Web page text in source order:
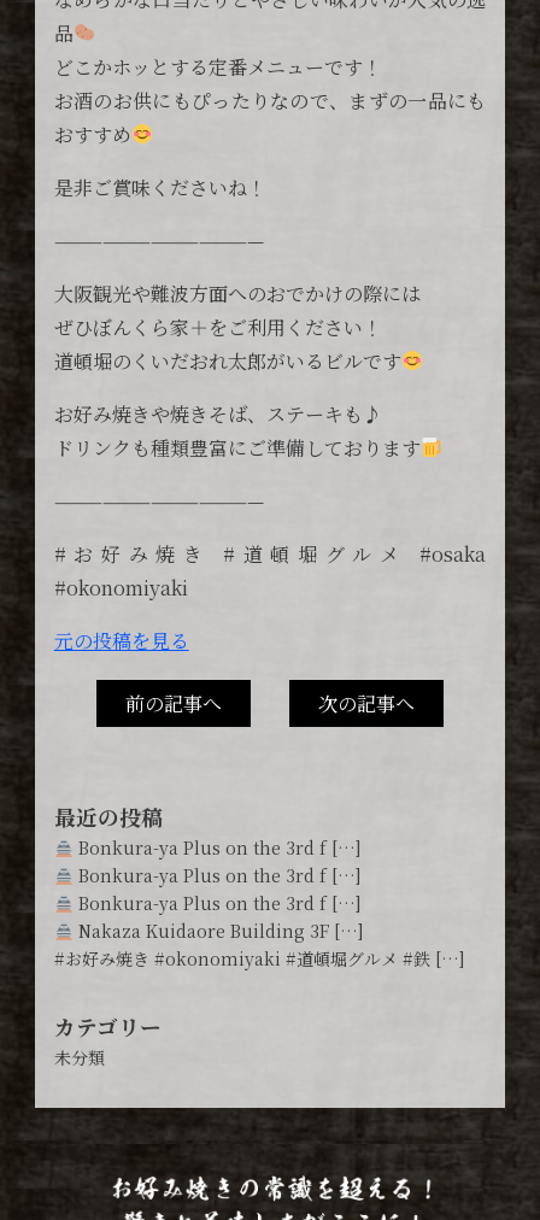
品
どこかホッとする定番メニューです！
お酒のお供にもぴったりなので、まずの一品にも
おすすめ
是非ご賞味くださいね！
—————————————
大阪観光や難波方面へのおでかけの際には
ぜひぼんくら家＋をご利用ください！
道頓堀のくいだおれ太郎がいるビルです
お好み焼きや焼きそば、ステーキも♪
ドリンクも種類豊富にご準備しております
—————————————
#お好み焼き #道頓堀グルメ #osaka
#okonomiyaki
元の投稿を見る
前の記事へ 次の記事へ
最近の投稿
Bonkura-ya Plus on the 3rd f […]
Bonkura-ya Plus on the 3rd f […]
Bonkura-ya Plus on the 3rd f […]
Nakaza Kuidaore Building 3F […]
#お好み焼き #okonomiyaki #道頓堀グルメ #鉄 […]
カテゴリー
未分類